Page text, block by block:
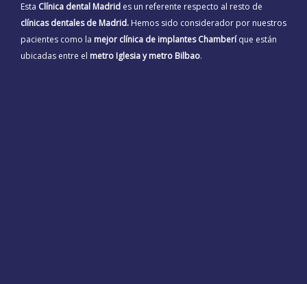
Esta Clínica dental Madrid es un referente respecto al resto de
clínicas dentales de Madrid. Hemos sido considerador por nuestros
pacientes como la mejor clínica de implantes Chamberíque están
ubicadas entre el metro Iglesia y metro Bilbao.